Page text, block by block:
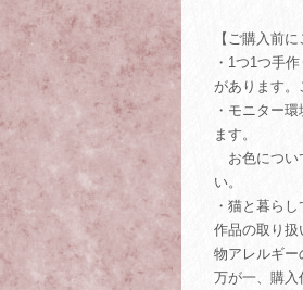
【ご購入前
・1つ1つ手
があります。
・モニター
ます。
お色につい
い。
・猫と暮らし
作品の取り扱
物アレルギー
万が一、購入